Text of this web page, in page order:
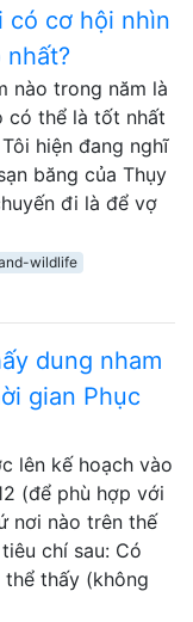
có cơ hội nhìn
nào trong năm là
có thể là tốt nhất
hiện đang nghĩ
băng của Thụy
đi là để vợ
wildlife
dung nham
gian Phục
lên kế hoạch vào
(để phù hợp với
nơi nào trên thế
chí sau: Có
thấy (không